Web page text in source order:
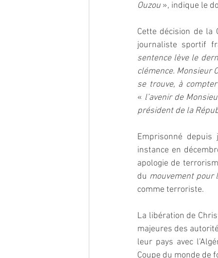
Ouzou », indique le
Cette décision de la
journaliste sportif
sentence lève le
clémence. Monsieur
se trouve, à
« l’avenir de
président de la
Emprisonné
instance en
apologie de
du mouvement pour
comme terroriste.
La libération de
majeures des
leur pays avec
Coupe du monde de